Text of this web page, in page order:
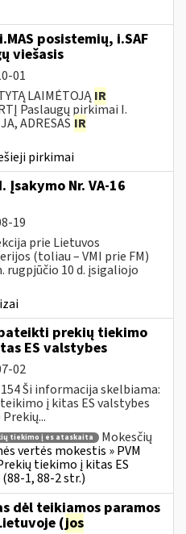
posistemių, i.SAF
viešasis
01
LAIMĖTOJĄIR
Paslaugų pirkimai I.
ADRESAS IR
pirkimai
Įsakymo Nr. VA-16
19
prie Lietuvos
(toliau – VMI prie FM)
rugpjūčio 10 d. įsigaliojo
prekių tiekimo
ES valstybes
02
Ši informacija skelbiama:
į kitas ES valstybes
tiekimo į es ataskaita
Mokesčių
vertės mokestis » PVM
tiekimo į kitas ES
1, 88-2 str.)
dėl teikiamos paramos
(jos